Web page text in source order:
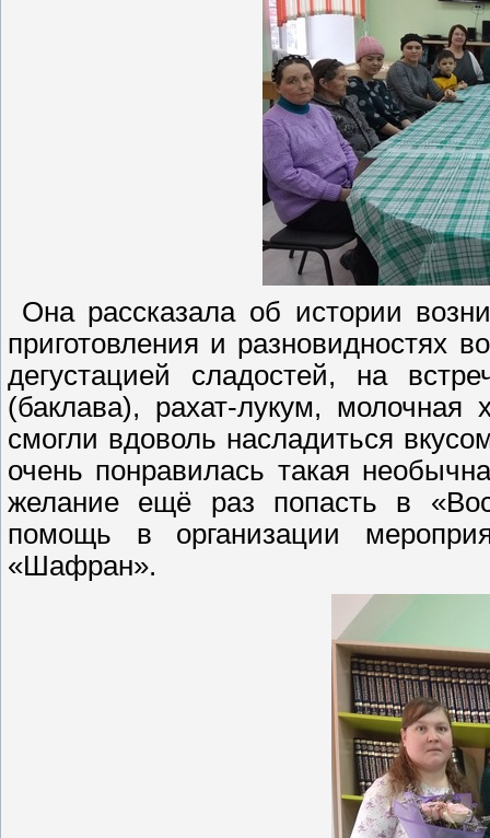
Она рассказала об истории
приготовления и разновидностях
дегустацией сладостей, на
(баклава), рахат-лукум,
смогли вдоволь насладиться
очень понравилась такая
желание ещё раз попасть в
помощь в организации
«Шафран».